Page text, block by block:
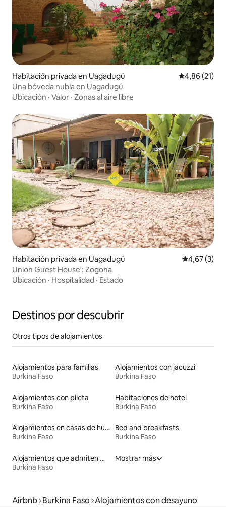
Habitación privada en Uagadugú Calificación
4,86 (21)
Una bóveda nubia en Uagadugú
Ubicación · Valor · Zonas al aire libre
Habitación privada en Uagadugú Calificación
4,67 (3)
Union Guest House : Zogona
Ubicación · Hospitalidad · Estado
Destinos por descubrir
Otros tipos de alojamientos
Alojamientos para familias
Burkina Faso
Alojamientos con jacuzzi
Burkina Faso
Alojamientos con pileta
Burkina Faso
Habitaciones de hotel
Burkina Faso
Alojamientos en casas de huéspedes
Burkina Faso
Bed and breakfasts
Burkina Faso
Alojamientos que admiten mascotas
Burkina Faso
Mostrar más
Airbnb Burkina Faso Alojamientos con desayuno